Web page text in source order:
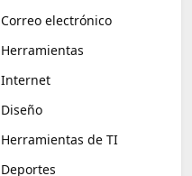
Correo electrónico
Herramientas
Internet
Diseño
Herramientas de TI
Deportes